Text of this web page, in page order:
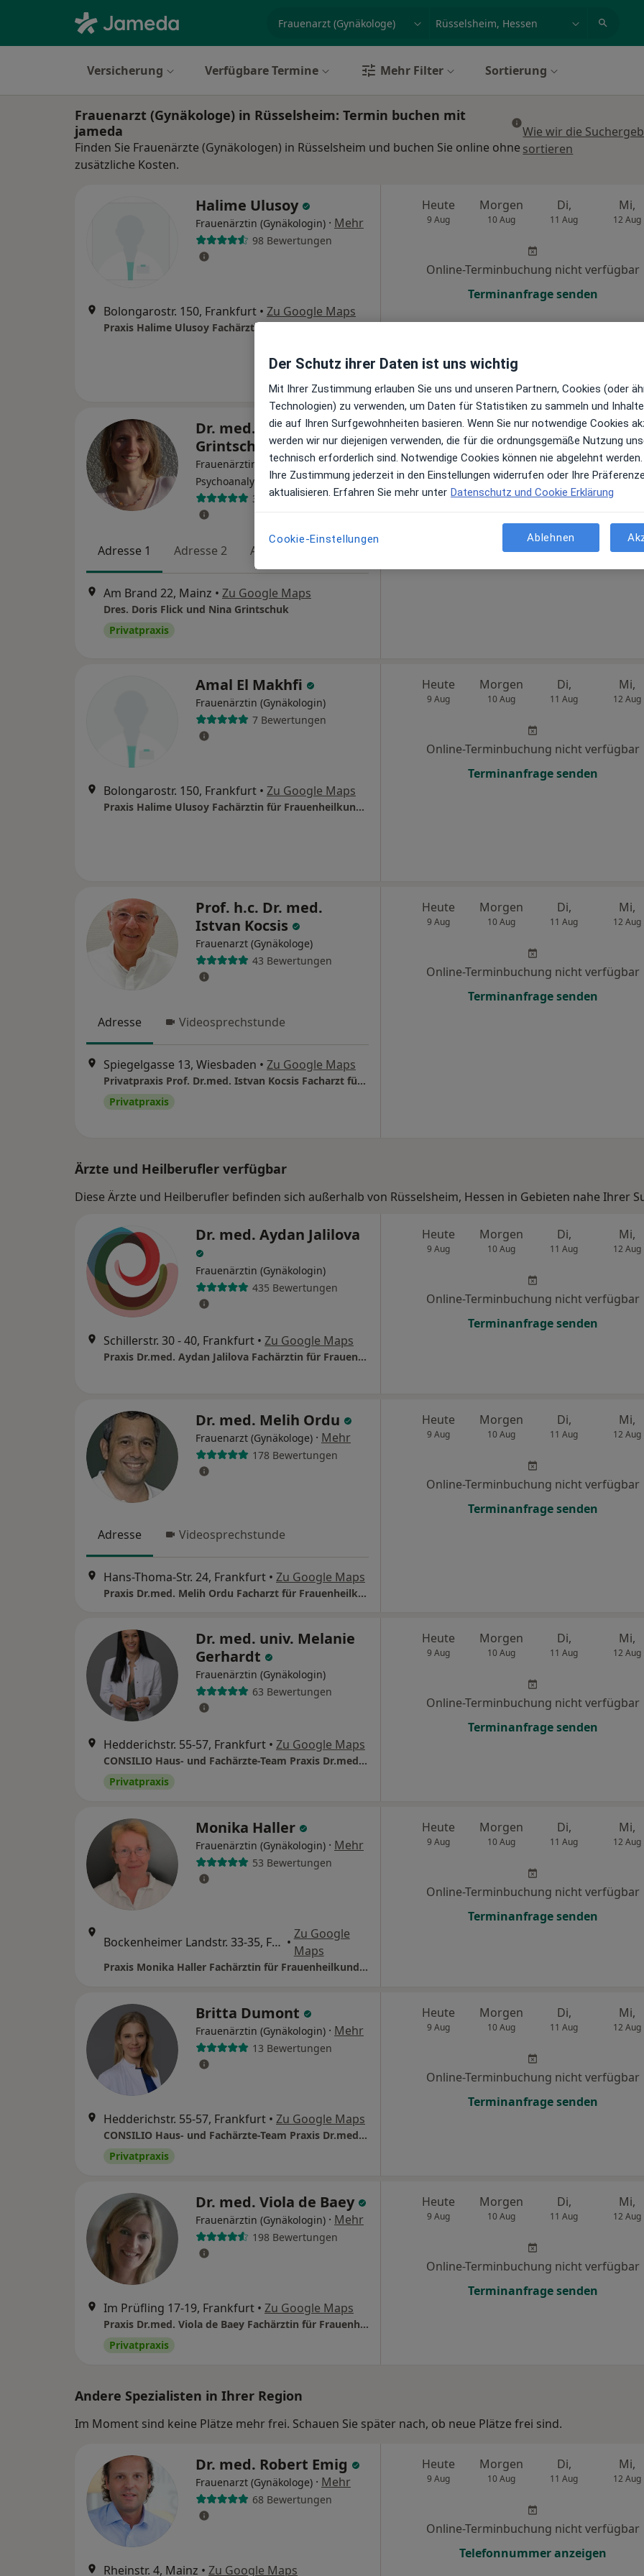
Versicherung Verfügbare Termine Mehr Filter Sortierung
Frauenarzt (Gynäkologe) in Rüsselsheim: Termin buchen mit
jameda
Finden Sie Frauenärzte (Gynäkologen) in Rüsselsheim und buchen Sie online ohne
zusätzliche Kosten.
Wie wir die
sortieren
Halime Ulusoy
Frauenärztin (Gynäkologin) · Mehr
98 Bewertungen
Bolongarostr. 150, Frankfurt • Zu Google Maps
Heute
9 Aug
Morgen
10 Aug
Di,
11 Aug
Mi,
12 Aug
Online-Terminbuchung nicht verfügbar
Terminanfrage senden
Dr. med. Nina
Grintschuk
Frauenärztin (Gynäkologin),
Psychoanalyse
·Mehr
37 Bewertungen
Adresse 1 Adresse 2 Adresse 3
Am Brand 22, Mainz • Zu Google Maps
Dres. Doris Flick und Nina Grintschuk
Privatpraxis
Heute
9 Aug
Morgen
10 Aug
Di,
11 Aug
Mi,
12 Aug
Online-Terminbuchung nicht verfügbar
Amal El Makhfi
Frauenärztin (Gynäkologin)
7 Bewertungen
Bolongarostr. 150, Frankfurt • Zu Google Maps
Praxis Halime Ulusoy Fachärztin für Frauenheilkunde und Geburtshilfe
Heute
9 Aug
Morgen
10 Aug
Di,
11 Aug
Mi,
12 Aug
Online-Terminbuchung nicht verfügbar
Terminanfrage senden
Prof. h.c. Dr. med.
Istvan Kocsis
Frauenarzt (Gynäkologe)
43 Bewertungen
Adresse Videosprechstunde
Spiegelgasse 13, Wiesbaden • Zu Google Maps
Privatpraxis Prof. Dr.med. Istvan Kocsis Facharzt für Frauenheilkunde und Geburtshilfe
Privatpraxis
Heute
9 Aug
Morgen
10 Aug
Di,
11 Aug
Mi,
12 Aug
Online-Terminbuchung nicht verfügbar
Terminanfrage senden
Ärzte und Heilberufler verfügbar
Diese Ärzte und Heilberufler befinden sich außerhalb von Rüsselsheim, Hessen in Gebieten nahe Ihrer
Dr. med. Aydan Jalilova
Frauenärztin (Gynäkologin)
435 Bewertungen
Schillerstr. 30 - 40, Frankfurt • Zu Google Maps
Praxis Dr.med. Aydan Jalilova Fachärztin für Frauenheilkunde und Geburtshilfe
Heute
9 Aug
Morgen
10 Aug
Di,
11 Aug
Mi,
12 Aug
Online-Terminbuchung nicht verfügbar
Terminanfrage senden
Dr. med. Melih Ordu
Frauenarzt (Gynäkologe) · Mehr
178 Bewertungen
Adresse Videosprechstunde
Hans-Thoma-Str. 24, Frankfurt • Zu Google Maps
Praxis Dr.med. Melih Ordu Facharzt für Frauenheilkunde und Geburtshilfe
Heute
9 Aug
Morgen
10 Aug
Di,
11 Aug
Mi,
12 Aug
Online-Terminbuchung nicht verfügbar
Terminanfrage senden
Dr. med. univ. Melanie
Gerhardt
Frauenärztin (Gynäkologin)
63 Bewertungen
Hedderichstr. 55-57, Frankfurt • Zu Google Maps
CONSILIO Haus- und Fachärzte-Team Praxis Dr.med. Ilja Kleiman Facharzt für Allgemeinmedizin
Privatpraxis
Heute
9 Aug
Morgen
10 Aug
Di,
11 Aug
Mi,
12 Aug
Online-Terminbuchung nicht verfügbar
Terminanfrage senden
Monika Haller
Frauenärztin (Gynäkologin) · Mehr
53 Bewertungen
Bockenheimer Landstr. 33-35, Frankfurt •
Zu Google
Maps
Praxis Monika Haller Fachärztin für Frauenheilkunde und Geburtshilfe
Heute
9 Aug
Morgen
10 Aug
Di,
11 Aug
Mi,
12 Aug
Online-Terminbuchung nicht verfügbar
Terminanfrage senden
Britta Dumont
Frauenärztin (Gynäkologin) · Mehr
13 Bewertungen
Hedderichstr. 55-57, Frankfurt • Zu Google Maps
CONSILIO Haus- und Fachärzte-Team Praxis Dr.med. Ilja Kleiman Facharzt für Allgemeinmedizin
Privatpraxis
Heute
9 Aug
Morgen
10 Aug
Di,
11 Aug
Mi,
12 Aug
Online-Terminbuchung nicht verfügbar
Terminanfrage senden
Dr. med. Viola de Baey
Frauenärztin (Gynäkologin) · Mehr
198 Bewertungen
Im Prüfling 17-19, Frankfurt • Zu Google Maps
Praxis Dr.med. Viola de Baey Fachärztin für Frauenheilkunde und Geburtshilfe
Privatpraxis
Heute
9 Aug
Morgen
10 Aug
Di,
11 Aug
Mi,
12 Aug
Online-Terminbuchung nicht verfügbar
Terminanfrage senden
Andere Spezialisten in Ihrer Region
Im Moment sind keine Plätze mehr frei. Schauen Sie später nach, ob neue Plätze frei sind.
Dr. med. Robert Emig
Frauenarzt (Gynäkologe) · Mehr
68 Bewertungen
Rheinstr. 4, Mainz • Zu Google Maps
Heute
9 Aug
Morgen
10 Aug
Di,
11 Aug
Mi,
12 Aug
Online-Terminbuchung nicht verfügbar
Telefonnummer anzeigen
Der Schutz ihrer Daten ist uns wichtig
Mit Ihrer Zustimmung erlauben Sie uns und unseren Partnern, Cookies (oder
Technologien) zu verwenden, um Daten für Statistiken zu sammeln und
die auf Ihren Surfgewohnheiten basieren. Wenn Sie nur notwendige Cookies
werden wir nur diejenigen verwenden, die für die ordnungsgemäße Nutzung
technisch erforderlich sind. Notwendige Cookies können nie abgelehnt werden.
Ihre Zustimmung jederzeit in den Einstellungen widerrufen oder Ihre
aktualisieren. Erfahren Sie mehr unter Datenschutz und Cookie Erklärung
Cookie-Einstellungen Ablehnen